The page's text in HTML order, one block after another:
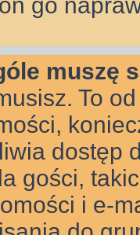
muszę
To
dostęp
gości,
i e-